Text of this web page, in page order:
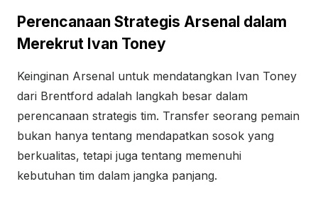
Perencanaan Strategis Arsenal dalam
Merekrut Ivan Toney
Keinginan Arsenal untuk mendatangkan Ivan Toney
dari Brentford adalah langkah besar dalam
perencanaan strategis tim. Transfer seorang pemain
bukan hanya tentang mendapatkan sosok yang
berkualitas, tetapi juga tentang memenuhi
kebutuhan tim dalam jangka panjang.